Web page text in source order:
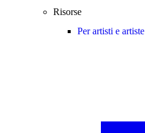
Risorse
Per artisti e artiste